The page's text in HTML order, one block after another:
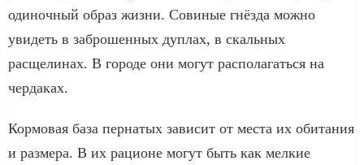
одиночный образ жизни. Совиные гнёзда можно
увидеть в заброшенных дуплах, в скальных
расщелинах. В городе они могут располагаться на
чердаках.
Кормовая база пернатых зависит от места их обитания
и размера. В их рационе могут быть как мелкие